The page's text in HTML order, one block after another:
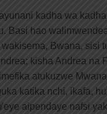
kadha wa
Basi hao
Bwana, sisi
kisha Andrea
atukuzwe
katika nchi, ikafa,
aipendaye nafsi